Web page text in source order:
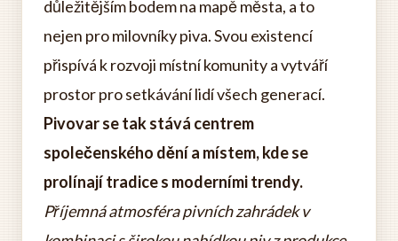
důležitějším bodem na mapě města, a to
nejen pro milovníky piva. Svou existencí
přispívá k rozvoji místní komunity a vytváří
prostor pro setkávání lidí všech generací.
Pivovar se tak stává centrem
společenského dění a místem, kde se
prolínají tradice s moderními trendy.
Příjemná atmosféra pivních zahrádek v